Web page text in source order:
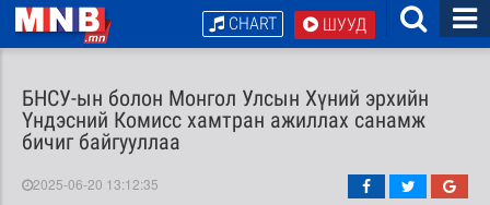
ШУУД
CHART
БНСУ-ын болон Монгол Улсын Хүний эрхийн
Үндэсний Комисс хамтран ажиллах санамж
бичиг байгууллаа
2025-06-20 13:12:35